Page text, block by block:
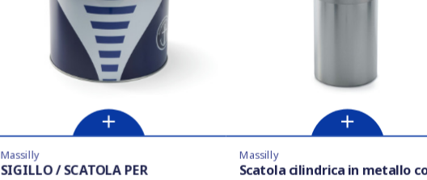
Ultimi articoli in magazzino
Massilly
SIGILLO / SCATOLA PER
Ultimi articoli in magazzino
Massilly
Scatola cilindrica in metallo